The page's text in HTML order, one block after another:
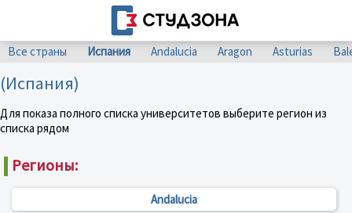
Все страны Испания Andalucia Aragon Asturias
(Испания)
Для показа полного списка университетов выберите регион из
списка рядом
Регионы:
Andalucia